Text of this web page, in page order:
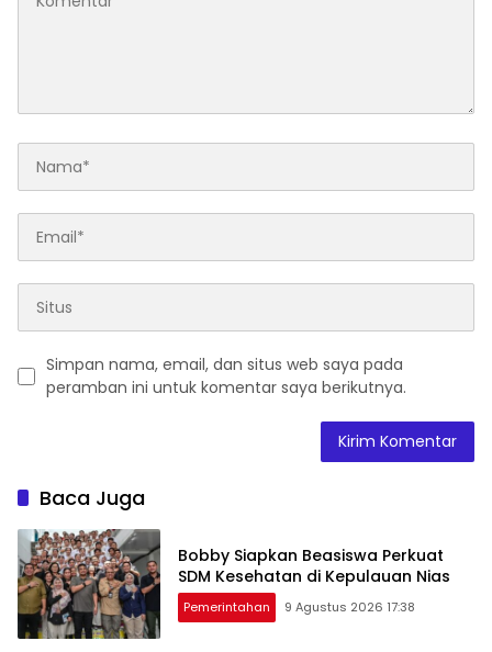
Simpan nama, email, dan situs web saya pada
peramban ini untuk komentar saya berikutnya.
Baca Juga
Bobby Siapkan Beasiswa Perkuat
SDM Kesehatan di Kepulauan Nias
Pemerintahan 9 Agustus 2026 17:38